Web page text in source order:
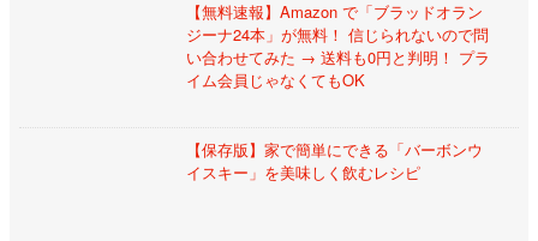
【無料速報】Amazon で「ブラッドオラン
ジーナ24本」が無料！ 信じられないので問
い合わせてみた → 送料も0円と判明！ プラ
イム会員じゃなくてもOK
【保存版】家で簡単にできる「バーボンウ
イスキー」を美味しく飲むレシピ